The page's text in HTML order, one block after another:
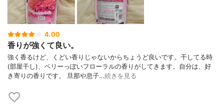
4.00
香りが強くて良い。
強く香るけど、くどい香りじゃないからちょうど良いです。干してる時
(部屋干し)、ベリーっぽいフローラルの香りがしてきます。自分は、好
き寄りの香りです。 旦那や息子…続きを見る